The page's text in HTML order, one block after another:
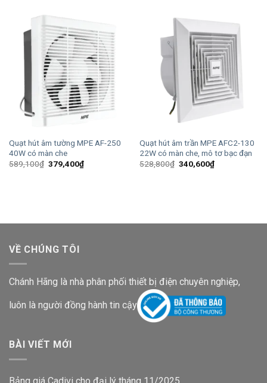
Quạt hút âm tường MPE AF-250
40W có màn che
589,100₫ Giá
379,400₫Giá
hiện
Quạt hút âm trần MPE AFC2-130
22W có màn che, mô tơ bạc đạn
528,800₫ Giá
340,600₫Giá
hiện
VỀ CHÚNG TÔI
Chánh Hãng là nhà phân phối thiết bị điện chuyên nghiệp,
luôn là người đồng hành tin cậy
BÀI VIẾT MỚI